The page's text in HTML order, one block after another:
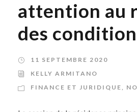
attention au
des
11 SEPTEMBRE 2020
KELLY ARMITANO
FINANCE ET JURIDIQUE,